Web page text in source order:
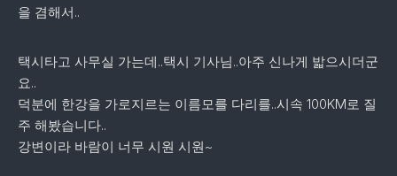
을 겸해서..
택시타고 사무실 가는데..택시 기사님..아주 신나게 밟으시더군
요..
덕분에 한강을 가로지르는 이름모를 다리를..시속 100KM로 질
주 해봤습니다..
강변이라 바람이 너무 시원 시원~